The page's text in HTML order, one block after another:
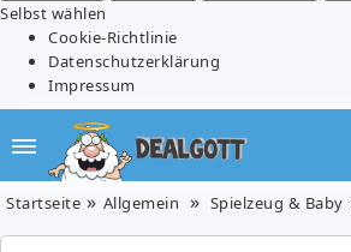
Selbst wählen
Cookie-Richtlinie
Datenschutzerklärung
Impressum
Startseite Allgemein Spielzeug & Baby